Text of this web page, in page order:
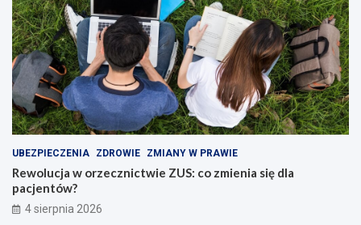
UBEZPIECZENIA ZDROWIE ZMIANY W PRAWIE
Rewolucja w orzecznictwie ZUS: co zmienia się dla
pacjentów?
4 sierpnia 2026